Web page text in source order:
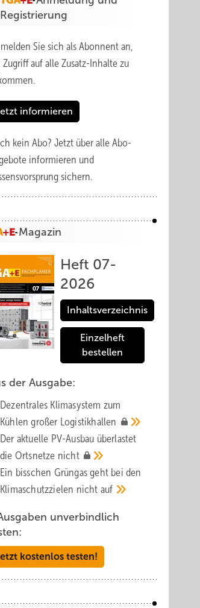
Registrierung
Sie sich als Abonnent an,
Zugriff auf alle Zusatz-Inhalte zu
informieren
kein Abo? Jetzt über alle Abo-
informieren und
sichern.
Magazin
Heft 07-
2026
Inhaltsverzeichnis
Einzelheft
bestellen
der Ausgabe:
Dezentrales Klimasystem zum
Kühlen großer Logistik­hallen
Der aktuelle PV-Ausbau über­lastet
die Orts­netze nicht
Ein bisschen Grüngas geht bei den
Klima­schutz­zielen nicht auf
unverbindlich
kostenlos testen!